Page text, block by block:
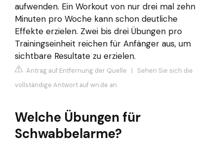
aufwenden. Ein Workout von nur drei mal zehn
Minuten pro Woche kann schon deutliche
Effekte erzielen. Zwei bis drei Übungen pro
Trainingseinheit reichen für Anfänger aus, um
sichtbare Resultate zu erzielen.
Antrag auf Entfernung der Quelle | Sehen Sie sich die
vollständige Antwort auf wn.de an
Welche Übungen für
Schwabbelarme?